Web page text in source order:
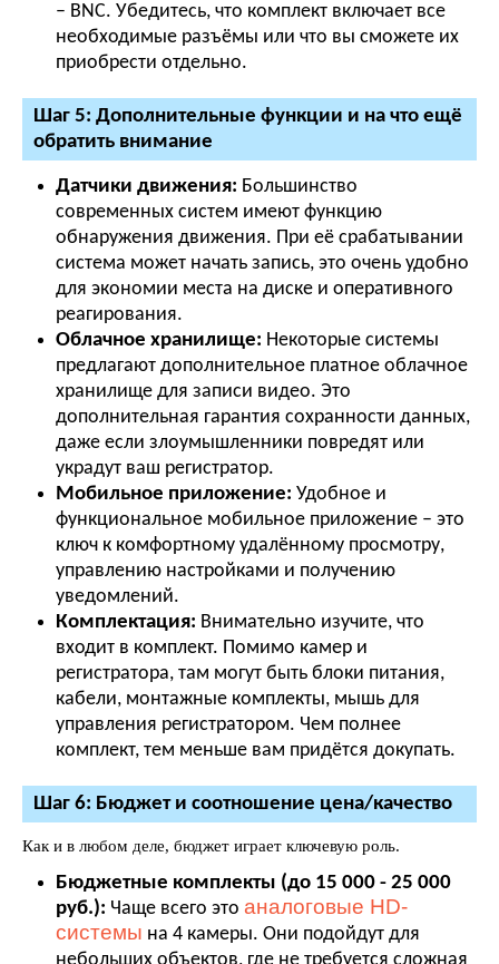
– BNC. Убедитесь, что комплект включает все
необходимые разъёмы или что вы сможете их
приобрести отдельно.
Шаг 5: Дополнительные функции и на что ещё
обратить внимание
Датчики движения: Большинство
современных систем имеют функцию
обнаружения движения. При её срабатывании
система может начать запись, это очень удобно
для экономии места на диске и оперативного
реагирования.
Облачное хранилище: Некоторые системы
предлагают дополнительное платное облачное
хранилище для записи видео. Это
дополнительная гарантия сохранности данных,
даже если злоумышленники повредят или
украдут ваш регистратор.
Мобильное приложение: Удобное и
функциональное мобильное приложение – это
ключ к комфортному удалённому просмотру,
управлению настройками и получению
уведомлений.
Комплектация: Внимательно изучите, что
входит в комплект. Помимо камер и
регистратора, там могут быть блоки питания,
кабели, монтажные комплекты, мышь для
управления регистратором. Чем полнее
комплект, тем меньше вам придётся докупать.
Шаг 6: Бюджет и соотношение цена/качество
Как и в любом деле, бюджет играет ключевую роль.
Бюджетные комплекты (до 15 000 - 25 000
руб.): Чаще всего это аналоговые HD-
системы на 4 камеры. Они подойдут для